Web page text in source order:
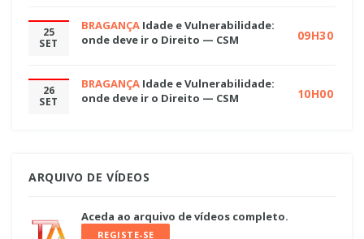
25
SET
BRAGANÇA Idade e Vulnerabilidade:
onde deve ir o Direito — CSM
09H30
26
SET
BRAGANÇA Idade e Vulnerabilidade:
onde deve ir o Direito — CSM
10H00
ARQUIVO DE VÍDEOS
Aceda ao arquivo de vídeos completo.
REGISTE-SE